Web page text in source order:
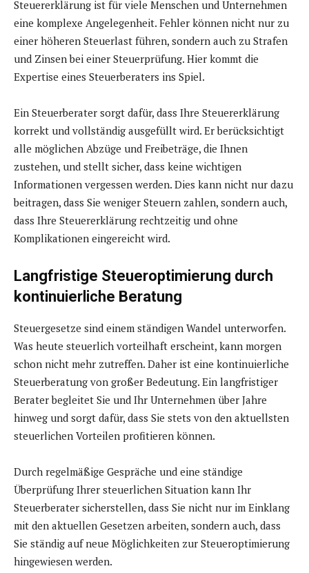
Steuererklärung ist für viele Menschen und Unternehmen
eine komplexe Angelegenheit. Fehler können nicht nur zu
einer höheren Steuerlast führen, sondern auch zu Strafen
und Zinsen bei einer Steuerprüfung. Hier kommt die
Expertise eines Steuerberaters ins Spiel.
Ein Steuerberater sorgt dafür, dass Ihre Steuererklärung
korrekt und vollständig ausgefüllt wird. Er berücksichtigt
alle möglichen Abzüge und Freibeträge, die Ihnen
zustehen, und stellt sicher, dass keine wichtigen
Informationen vergessen werden. Dies kann nicht nur dazu
beitragen, dass Sie weniger Steuern zahlen, sondern auch,
dass Ihre Steuererklärung rechtzeitig und ohne
Komplikationen eingereicht wird.
Langfristige Steueroptimierung durch
kontinuierliche Beratung
Steuergesetze sind einem ständigen Wandel unterworfen.
Was heute steuerlich vorteilhaft erscheint, kann morgen
schon nicht mehr zutreffen. Daher ist eine kontinuierliche
Steuerberatung von großer Bedeutung. Ein langfristiger
Berater begleitet Sie und Ihr Unternehmen über Jahre
hinweg und sorgt dafür, dass Sie stets von den aktuellsten
steuerlichen Vorteilen profitieren können.
Durch regelmäßige Gespräche und eine ständige
Überprüfung Ihrer steuerlichen Situation kann Ihr
Steuerberater sicherstellen, dass Sie nicht nur im Einklang
mit den aktuellen Gesetzen arbeiten, sondern auch, dass
Sie ständig auf neue Möglichkeiten zur Steueroptimierung
hingewiesen werden.